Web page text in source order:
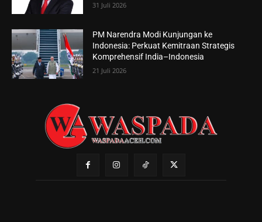
31 Juli 2026
PM Narendra Modi Kunjungan ke
Indonesia: Perkuat Kemitraan Strategis
Komprehensif India–Indonesia
21 Juli 2026